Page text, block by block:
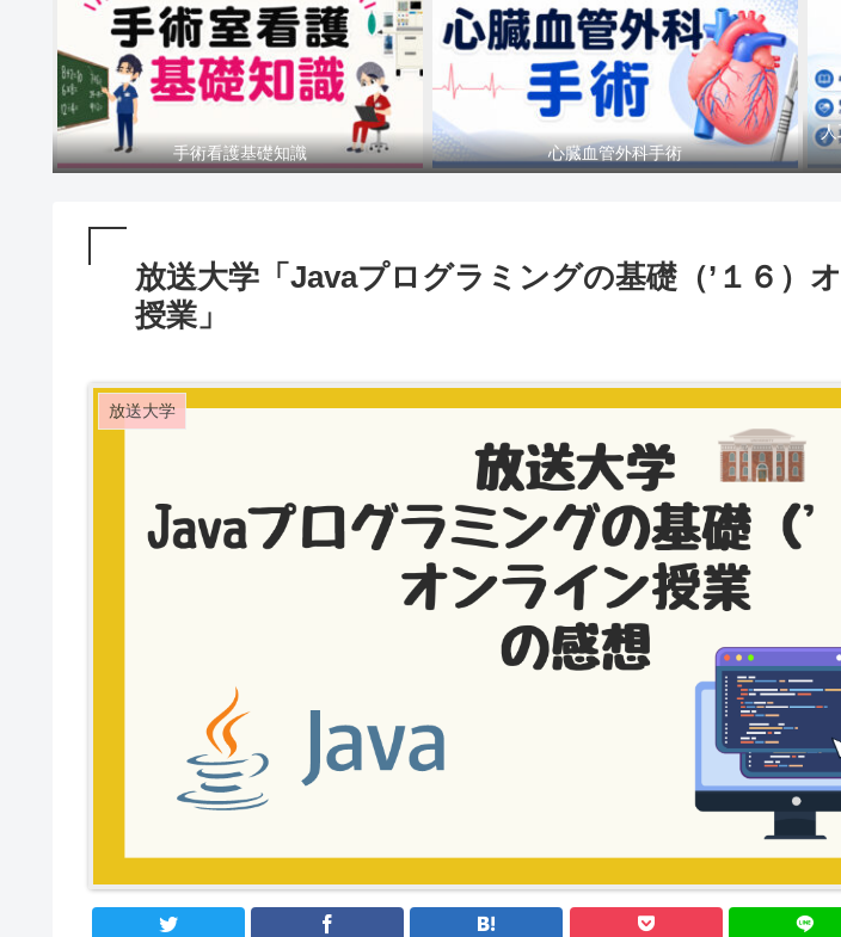
手術看護基礎知識 心臓血管外科手術
人
放送大学「Javaプログラミングの基礎（’１６）
授業」
放送大学